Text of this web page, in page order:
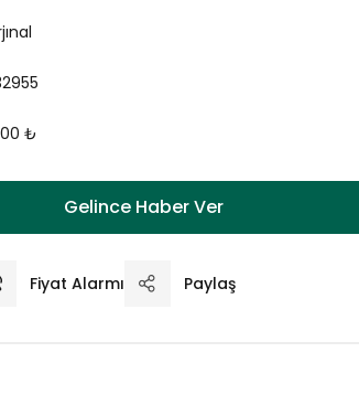
₺
Gelince Haber Ver
Fiyat Alarmı Paylaş